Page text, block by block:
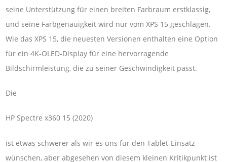
seine Unterstützung für einen breiten Farbraum erstklassig,
und seine Farbgenauigkeit wird nur vom XPS 15 geschlagen.
Wie das XPS 15, die neuesten Versionen enthalten eine Option
für ein 4K-OLED-Display für eine hervorragende
Bildschirmleistung, die zu seiner Geschwindigkeit passt.
Die
HP Spectre x360 15 (2020)
ist etwas schwerer als wir es uns für den Tablet-Einsatz
wünschen, aber abgesehen von diesem kleinen Kritikpunkt ist